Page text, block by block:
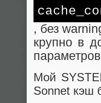
, без
крупно в
Мой
Sonnet кэш